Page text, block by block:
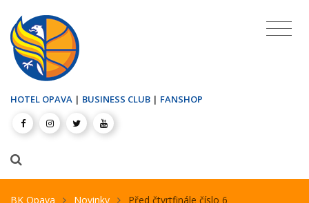
HOTEL OPAVA | BUSINESS CLUB | FANSHOP
BK Opava Novinky Před čtvrtfinále číslo 6